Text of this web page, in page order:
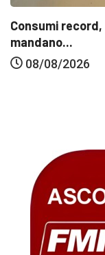
Consumi
mandano...
08/08/2026